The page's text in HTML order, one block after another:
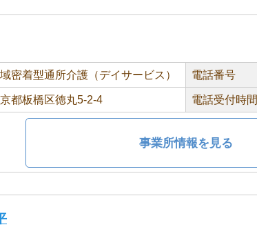
密着型通所介護（デイサービス） 電話番号
都板橋区徳丸5-2-4 電話受付時間
事業所情報を見る